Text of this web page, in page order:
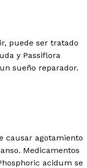
puede ser tratado
y Passiflora
sueño reparador.
causar agotamiento
Medicamentos
acidum se